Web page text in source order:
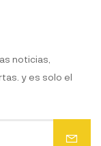
noticias,
y es solo el